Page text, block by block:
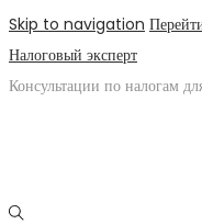
Skip to navigation
Налоговый эксперт
Консультации по налогам